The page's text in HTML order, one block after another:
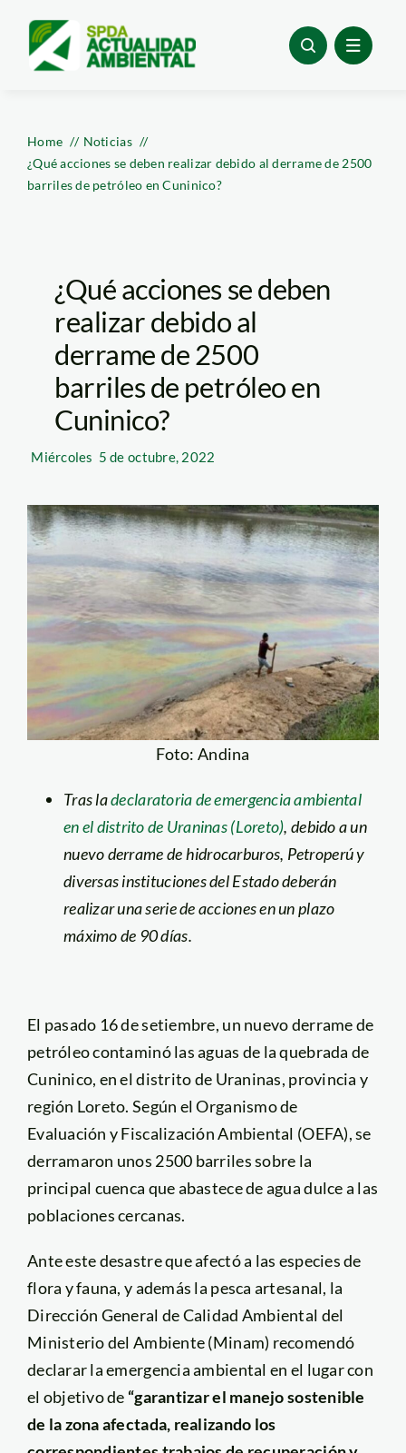
content
Home
Noticias
¿Qué acciones se deben realizar debido al derrame de 2500
barriles de petróleo en Cuninico?
¿Qué acciones se deben
realizar debido al
derrame de 2500
barriles de petróleo en
Cuninico?
Miércoles 5 de octubre, 2022
Foto: Andina
Tras ladeclaratoria de emergencia ambiental
en el distrito de Uraninas (Loreto), debido a un
nuevo derrame de hidrocarburos, Petroperú y
diversas instituciones del Estado deberán
realizar una serie de acciones en un plazo
máximo de 90 días.
El pasado 16 de setiembre, un nuevo derrame de
petróleo contaminó las aguas de la quebrada de
Cuninico, en el distrito de Uraninas, provincia y
región Loreto. Según el Organismo de
Evaluación y Fiscalización Ambiental (OEFA), se
derramaron unos 2500 barriles sobre la
principal cuenca que abastece de agua dulce a las
poblaciones cercanas.
Ante este desastre que afectó a las especies de
flora y fauna, y además la pesca artesanal, la
Dirección General de Calidad Ambiental del
Ministerio del Ambiente (Minam) recomendó
declarar la emergencia ambiental en el lugar con
el objetivo de “garantizar el manejo sostenible
de la zona afectada, realizando los